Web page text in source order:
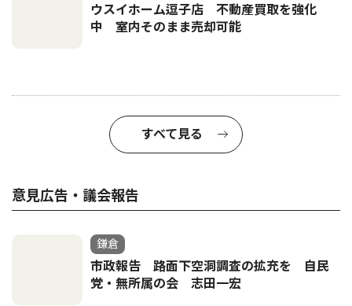
ウスイホーム逗子店 不動産買取を強化
中 室内そのまま売却可能
すべて見る
意見広告・議会報告
鎌倉
市政報告 路面下空洞調査の拡充を 自民
党・無所属の会 志田一宏